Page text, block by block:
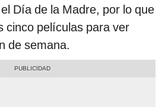
Día de la Madre, por lo que
cinco películas para ver
de semana.